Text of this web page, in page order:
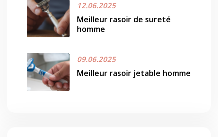
12.06.2025
Meilleur rasoir de sureté
homme
09.06.2025
Meilleur rasoir jetable homme